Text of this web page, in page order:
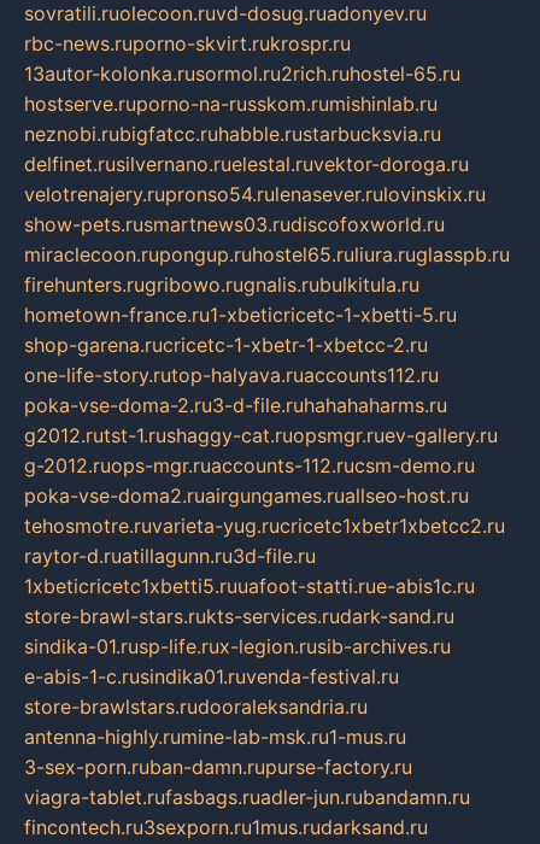
sovratili.ruolecoon.ruvd-dosug.ruadonyev.ru
rbc-news.ruporno-skvirt.rukrospr.ru
13autor-kolonka.rusormol.ru2rich.ruhostel-65.ru
hostserve.ruporno-na-russkom.rumishinlab.ru
neznobi.rubigfatcc.ruhabble.rustarbucksvia.ru
delfinet.rusilvernano.ruelestal.ruvektor-doroga.ru
velotrenajery.rupronso54.rulenasever.rulovinskix.ru
show-pets.rusmartnews03.rudiscofoxworld.ru
miraclecoon.rupongup.ruhostel65.ruliura.ruglasspb.ru
firehunters.rugribowo.rugnalis.rubulkitula.ru
hometown-france.ru1-xbeticricetc-1-xbetti-5.ru
shop-garena.rucricetc-1-xbetr-1-xbetcc-2.ru
one-life-story.rutop-halyava.ruaccounts112.ru
poka-vse-doma-2.ru3-d-file.ruhahahaharms.ru
g2012.rutst-1.rushaggy-cat.ruopsmgr.ruev-gallery.ru
g-2012.ruops-mgr.ruaccounts-112.rucsm-demo.ru
poka-vse-doma2.ruairgungames.ruallseo-host.ru
tehosmotre.ruvarieta-yug.rucricetc1xbetr1xbetcc2.ru
raytor-d.ruatillagunn.ru3d-file.ru
1xbeticricetc1xbetti5.ruuafoot-statti.rue-abis1c.ru
store-brawl-stars.rukts-services.rudark-sand.ru
sindika-01.rusp-life.rux-legion.rusib-archives.ru
e-abis-1-c.rusindika01.ruvenda-festival.ru
store-brawlstars.rudooraleksandria.ru
antenna-highly.rumine-lab-msk.ru1-mus.ru
3-sex-porn.ruban-damn.rupurse-factory.ru
viagra-tablet.rufasbags.ruadler-jun.rubandamn.ru
fincontech.ru3sexporn.ru1mus.rudarksand.ru